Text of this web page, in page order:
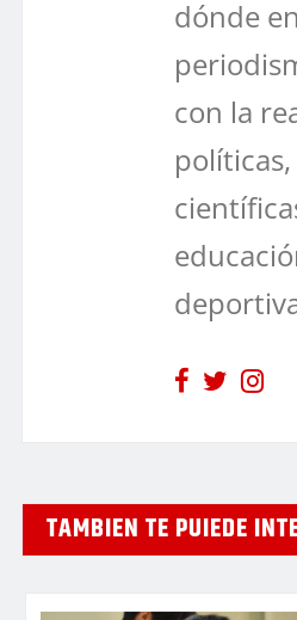
dónde
con la
TAMBIEN TE PUIEDE